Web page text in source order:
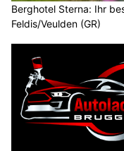
Berghotel Sterna: Ihr
Feldis/Veulden (GR)